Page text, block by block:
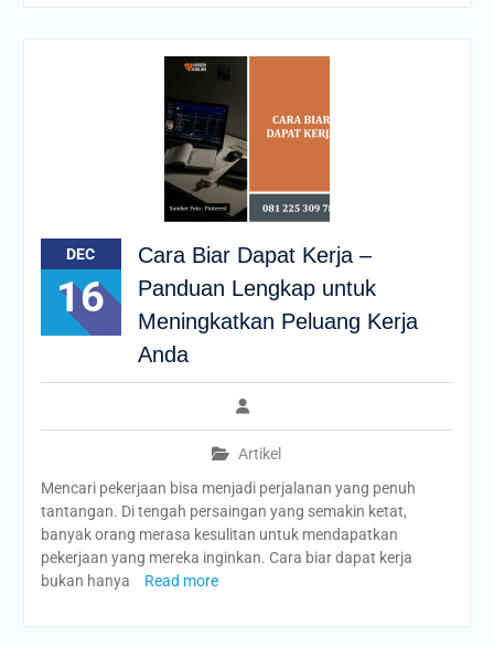
DEC
16
Cara Biar Dapat Kerja –
Panduan Lengkap untuk
Meningkatkan Peluang Kerja
Anda
Artikel
Mencari pekerjaan bisa menjadi perjalanan yang penuh
tantangan. Di tengah persaingan yang semakin ketat,
banyak orang merasa kesulitan untuk mendapatkan
pekerjaan yang mereka inginkan. Cara biar dapat kerja
bukan hanya
Read more